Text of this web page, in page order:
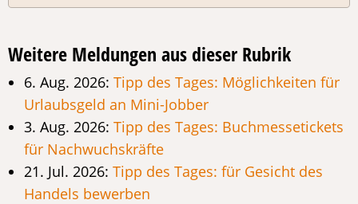
Weitere Meldungen aus dieser Rubrik
6. Aug. 2026: Tipp des Tages: Möglichkeiten für
Urlaubsgeld an Mini-Jobber
3. Aug. 2026: Tipp des Tages: Buchmessetickets
für Nachwuchskräfte
21. Jul. 2026: Tipp des Tages: für Gesicht des
Handels bewerben